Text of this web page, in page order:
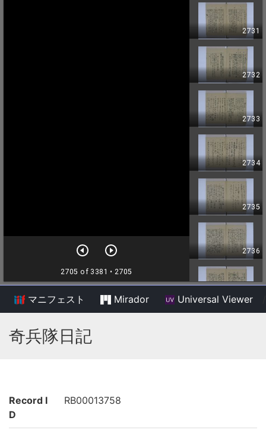
マニフェスト Mirador Universal Viewer
奇兵隊日記
Record I
D
RB00013758